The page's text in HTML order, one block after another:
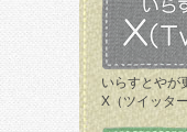
いらすとやが
X（ツイッタ